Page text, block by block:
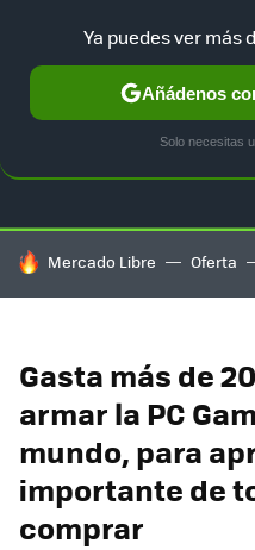
HOY SE HABLA DE
Mercado Libre Oferta
Gasta más de
armar la PC
mundo, para
importante de
comprar
Ya puedes ver más
Añádenos
Solo necesitas